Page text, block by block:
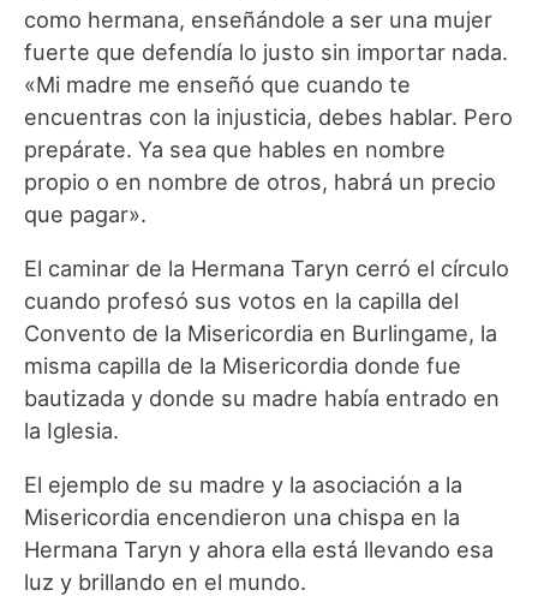
como hermana, enseñándole a ser una mujer
fuerte que defendía lo justo sin importar nada.
«Mi madre me enseñó que cuando te
encuentras con la injusticia, debes hablar. Pero
prepárate. Ya sea que hables en nombre
propio o en nombre de otros, habrá un precio
que pagar».
El caminar de la Hermana Taryn cerró el círculo
cuando profesó sus votos en la capilla del
Convento de la Misericordia en Burlingame, la
misma capilla de la Misericordia donde fue
bautizada y donde su madre había entrado en
la Iglesia.
El ejemplo de su madre y la asociación a la
Misericordia encendieron una chispa en la
Hermana Taryn y ahora ella está llevando esa
luz y brillando en el mundo.